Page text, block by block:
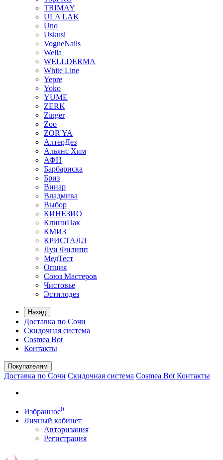
TRIMAY
ULA LAK
Uno
Uskusi
VogueNails
Wella
WELLDERMA
White Line
Yepre
Yoko
YUME
ZERK
Zinger
Zoo
ZOR'YA
АлтерДез
Альянс Хим
АФН
Барбариска
Бриз
Винар
Владмива
Выбор
КИНЕЗИО
КлиниПак
КМИЗ
КРИСТАЛЛ
Луи Филипп
МедТест
Опция
Союз Мастеров
Чистовье
Эстилодез
Назад
Доставка по Сочи
Скидочная система
Cosmea Bot
Контакты
Покупателям
Доставка по Сочи Скидочная система Cosmea Bot Контакты
Избранное0
Личный кабинет
Авторизация
Регистрация